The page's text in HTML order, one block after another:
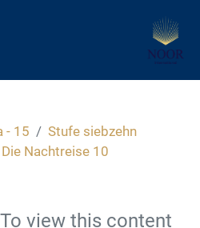
- 15
Stufe siebzehn
Nachtreise 10
To view this content